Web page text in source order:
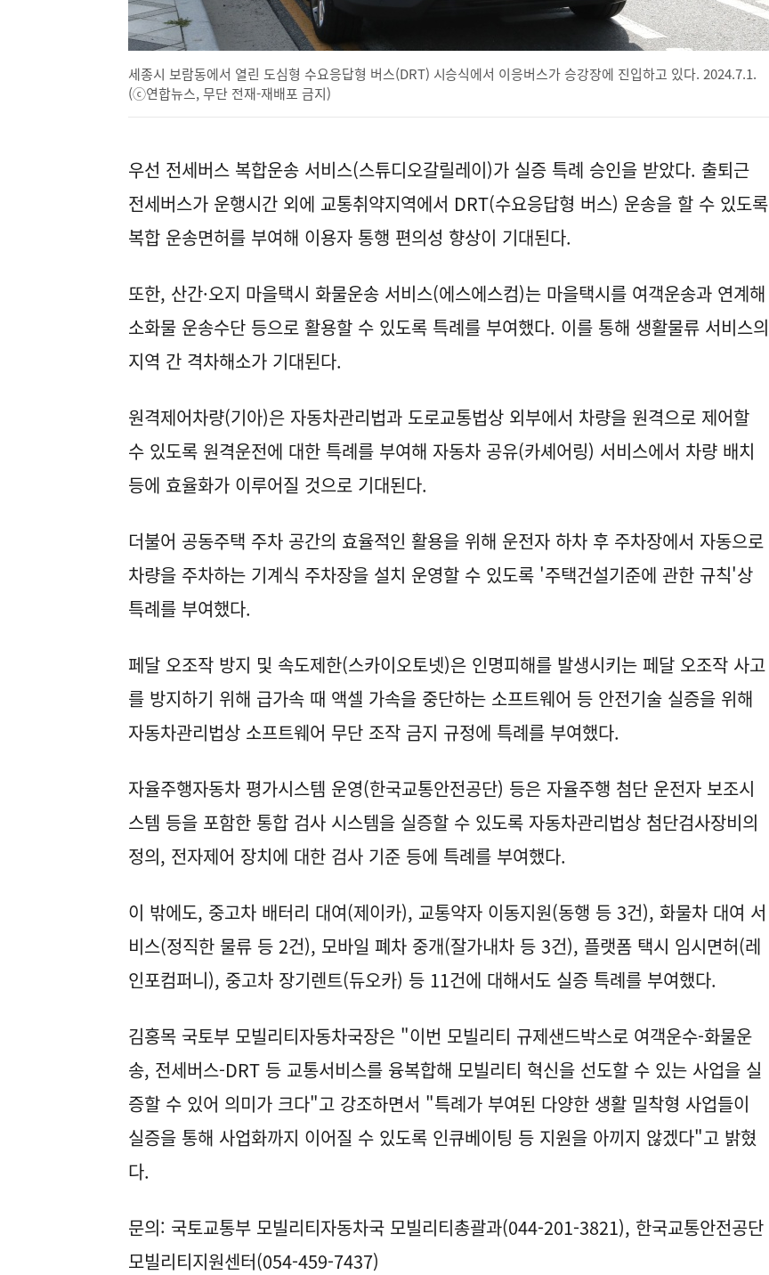
세종시 보람동에서 열린 도심형 수요응답형 버스(DRT) 시승식에서 이응버스가 승강장에 진입하고 있다. 2024.7.1.
(ⓒ연합뉴스, 무단 전재-재배포 금지)
우선 전세버스 복합운송 서비스(스튜디오갈릴레이)가 실증 특례 승인을 받았다. 출퇴근
전세버스가 운행시간 외에 교통취약지역에서 DRT(수요응답형 버스) 운송을 할 수 있도록
복합 운송면허를 부여해 이용자 통행 편의성 향상이 기대된다.
또한, 산간·오지 마을택시 화물운송 서비스(에스에스컴)는 마을택시를 여객운송과 연계해
소화물 운송수단 등으로 활용할 수 있도록 특례를 부여했다. 이를 통해 생활물류 서비스의
지역 간 격차해소가 기대된다.
원격제어차량(기아)은 자동차관리법과 도로교통법상 외부에서 차량을 원격으로 제어할
수 있도록 원격운전에 대한 특례를 부여해 자동차 공유(카셰어링) 서비스에서 차량 배치
등에 효율화가 이루어질 것으로 기대된다.
더불어 공동주택 주차 공간의 효율적인 활용을 위해 운전자 하차 후 주차장에서 자동으로
차량을 주차하는 기계식 주차장을 설치 운영할 수 있도록 '주택건설기준에 관한 규칙'상
특례를 부여했다.
페달 오조작 방지 및 속도제한(스카이오토넷)은 인명피해를 발생시키는 페달 오조작 사고
를 방지하기 위해 급가속 때 액셀 가속을 중단하는 소프트웨어 등 안전기술 실증을 위해
자동차관리법상 소프트웨어 무단 조작 금지 규정에 특례를 부여했다.
자율주행자동차 평가시스템 운영(한국교통안전공단) 등은 자율주행 첨단 운전자 보조시
스템 등을 포함한 통합 검사 시스템을 실증할 수 있도록 자동차관리법상 첨단검사장비의
정의, 전자제어 장치에 대한 검사 기준 등에 특례를 부여했다.
이 밖에도, 중고차 배터리 대여(제이카), 교통약자 이동지원(동행 등 3건), 화물차 대여 서
비스(정직한 물류 등 2건), 모바일 폐차 중개(잘가내차 등 3건), 플랫폼 택시 임시면허(레
인포컴퍼니), 중고차 장기렌트(듀오카) 등 11건에 대해서도 실증 특례를 부여했다.
김홍목 국토부 모빌리티자동차국장은 "이번 모빌리티 규제샌드박스로 여객운수-화물운
송, 전세버스-DRT 등 교통서비스를 융복합해 모빌리티 혁신을 선도할 수 있는 사업을 실
증할 수 있어 의미가 크다"고 강조하면서 "특례가 부여된 다양한 생활 밀착형 사업들이
실증을 통해 사업화까지 이어질 수 있도록 인큐베이팅 등 지원을 아끼지 않겠다"고 밝혔
다.
문의: 국토교통부 모빌리티자동차국 모빌리티총괄과(044-201-3821), 한국교통안전공단
모빌리티지원센터(054-459-7437)